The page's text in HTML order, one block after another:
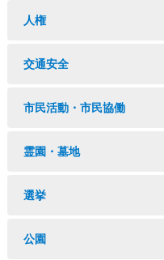
人権
交通安全
市民活動・市民協働
霊園・墓地
選挙
公園